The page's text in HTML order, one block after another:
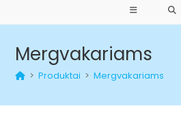
Mergvakariams
> Produktai > Mergvakariams